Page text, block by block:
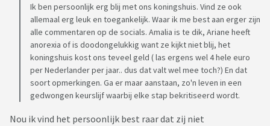
Ik ben persoonlijk erg blij met ons koningshuis. Vind ze ook
allemaal erg leuk en toegankelijk. Waar ik me best aan erger zijn
alle commentaren op de socials. Amalia is te dik, Ariane heeft
anorexia of is doodongelukkig want ze kijkt niet blij, het
koningshuis kost ons teveel geld ( las ergens wel 4 hele euro
per Nederlander per jaar.. dus dat valt wel mee toch?) En dat
soort opmerkingen. Ga er maar aanstaan, zo'n leven in een
gedwongen keurslijf waarbij elke stap bekritiseerd wordt.
Nou ik vind het persoonlijk best raar dat zij niet